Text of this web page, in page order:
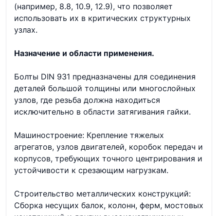
(например, 8.8, 10.9, 12.9), что позволяет
использовать их в критических структурных
узлах.
Назначение и области применения.
Болты DIN 931 предназначены для соединения
деталей большой толщины или многослойных
узлов, где резьба должна находиться
исключительно в области затягивания гайки.
Машиностроение: Крепление тяжелых
агрегатов, узлов двигателей, коробок передач и
корпусов, требующих точного центрирования и
устойчивости к срезающим нагрузкам.
Строительство металлических конструкций:
Сборка несущих балок, колонн, ферм, мостовых